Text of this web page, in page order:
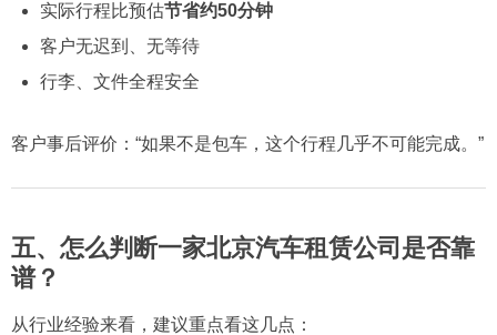
实际行程比预估节省约50分钟
客户无迟到、无等待
行李、文件全程安全
客户事后评价：“如果不是包车，这个行程几乎不可能完成。”
五、怎么判断一家北京汽车租赁公司是否靠
谱？
从行业经验来看，建议重点看这几点：